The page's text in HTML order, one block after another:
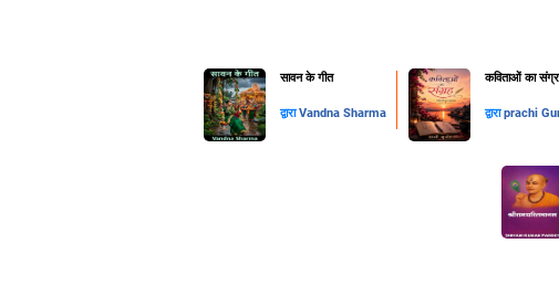
सावन के गीत
द्वाराVandna Sharma
कविताओं का
द्वाराprachi